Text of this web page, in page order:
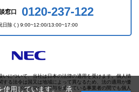
窓口 0120-237-122
日除く) 9:00~12:00/13:00~17:00
いについて、当社は日本の法律の適用を受けます。個人情
する法令は国又は地域によって異なるため、法の適用が優
プライバシーマーク付与を受けている事業者の間でも個人
使用しています。「承